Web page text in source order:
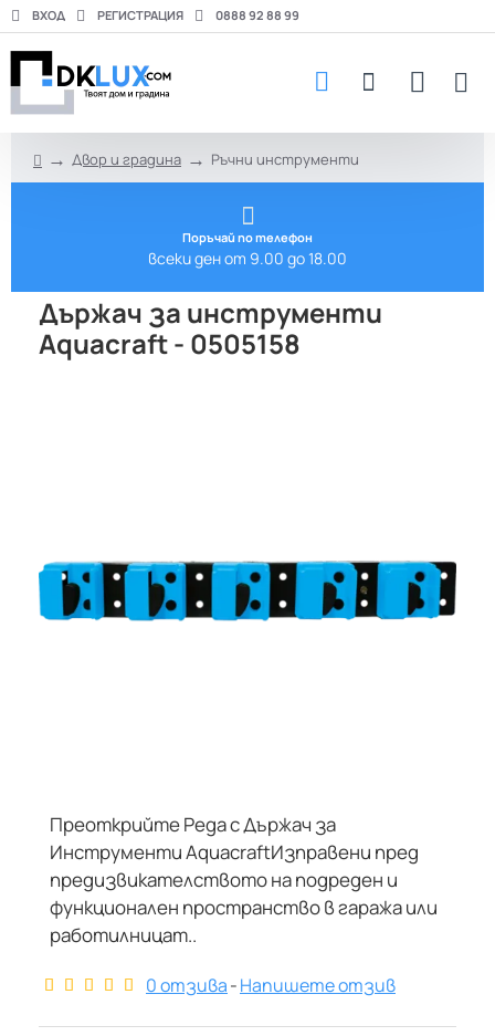
ВХОД РЕГИСТРАЦИЯ 0888 92 88 99
Двор и градина Ръчни инструменти
Поръчай по телефон
всеки ден от 9.00 до 18.00
Държач за инструменти
Aquacraft - 0505158
Преоткрийте Реда с Държач за
Инструменти AquacraftИзправени пред
предизвикателството на подреден и
функционален пространство в гаража или
работилницат..
0 отзива-Напишете отзив